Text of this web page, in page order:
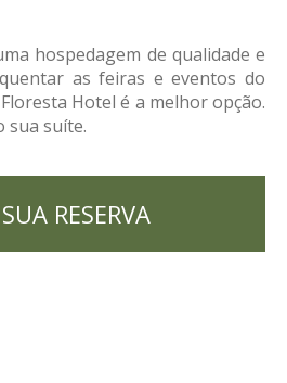
hospedagem de qualidade e
as feiras e eventos do
Hotel é a melhor opção.
sua suíte.
RESERVA